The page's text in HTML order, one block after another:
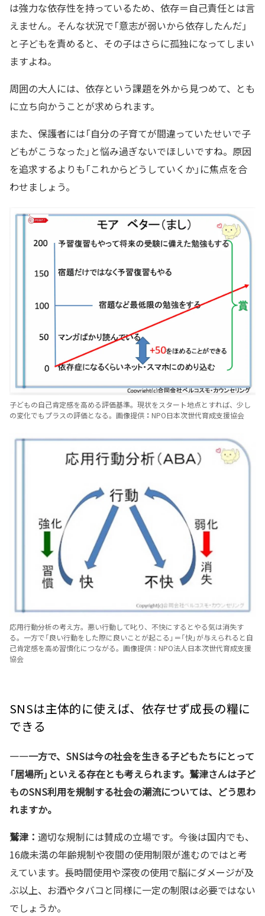
は強力な依存性を持っているため、依存＝自己責任とは言
えません。そんな状況で「意志が弱いから依存したんだ」
と子どもを責めると、その子はさらに孤独になってしまい
ますよね。
周囲の大人には、依存という課題を外から見つめて、とも
に立ち向かうことが求められます。
また、保護者には「自分の子育てが間違っていたせいで子
どもがこうなった」と悩み過ぎないでほしいですね。原因
を追求するよりも「これからどうしていくか」に焦点を合
わせましょう。
子どもの自己肯定感を高める評価基準。現状をスタート地点とすれば、少し
の変化でもプラスの評価となる。画像提供 ： NPO日本次世代育成支援協会
応用行動分析の考え方。悪い行動して叱り、不快にするとやる気は消失す
る。一方で「良い行動をした際に良いことが起こる」＝「快」が与えられると自
己肯定感を高め習慣化につながる。画像提供：NPO法人日本次世代育成支援
協会
SNSは主体的に使えば、依存せず成長の糧に
できる
—―一方で、SNSは今の社会を生きる子どもたちにとって
「居場所」といえる存在とも考えられます。鷲津さんは子ど
ものSNS利用を規制する社会の潮流については、どう思わ
れますか。
鷲津： 適切な規制には賛成の立場です。今後は国内でも、
16歳未満の年齢規制や夜間の使用制限が進むのではと考
えています。長時間使用や深夜の使用で脳にダメージが及
ぶ以上、お酒やタバコと同様に一定の制限は必要ではない
でしょうか。